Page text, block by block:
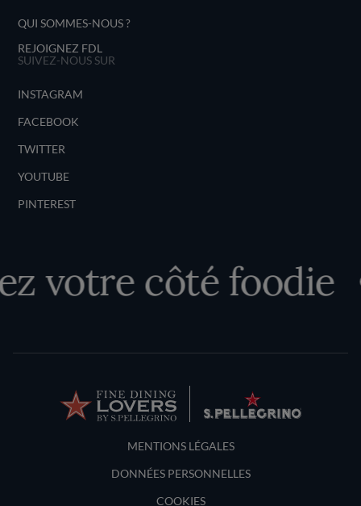
QUI SOMMES-NOUS ?
REJOIGNEZ FDL
SUIVEZ-NOUS SUR
INSTAGRAM
FACEBOOK
TWITTER
YOUTUBE
PINTEREST
votre côté foodie
Terms and Conditions
MENTIONS LÉGALES
DONNÉES PERSONNELLES
COOKIES